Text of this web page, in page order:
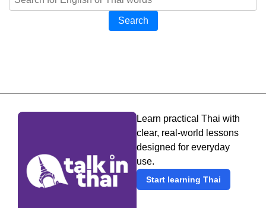
Search
Learn practical Thai with
clear, real-world lessons
designed for everyday
use.
Start learning Thai